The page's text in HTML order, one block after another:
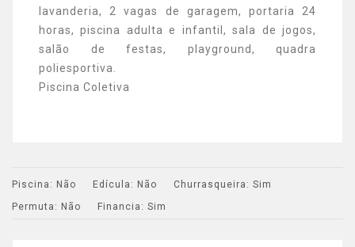
lavanderia, 2 vagas de garagem, portaria 24
horas, piscina adulta e infantil, sala de jogos,
salão de festas, playground, quadra
poliesportiva.
Piscina Coletiva
Piscina: Não Edícula: Não Churrasqueira: Sim
Permuta: Não Financia: Sim